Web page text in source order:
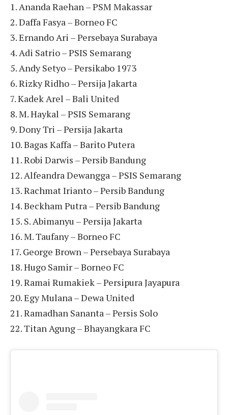
1. Ananda Raehan – PSM Makassar
2. Daffa Fasya – Borneo FC
3. Ernando Ari – Persebaya Surabaya
4. Adi Satrio – PSIS Semarang
5. Andy Setyo – Persikabo 1973
6. Rizky Ridho – Persija Jakarta
7. Kadek Arel – Bali United
8. M. Haykal – PSIS Semarang
9. Dony Tri – Persija Jakarta
10. Bagas Kaffa – Barito Putera
11. Robi Darwis – Persib Bandung
12. Alfeandra Dewangga – PSIS Semarang
13. Rachmat Irianto – Persib Bandung
14. Beckham Putra – Persib Bandung
15. S. Abimanyu – Persija Jakarta
16. M. Taufany – Borneo FC
17. George Brown – Persebaya Surabaya
18. Hugo Samir – Borneo FC
19. Ramai Rumakiek – Persipura Jayapura
20. Egy Mulana – Dewa United
21. Ramadhan Sananta – Persis Solo
22. Titan Agung – Bhayangkara FC